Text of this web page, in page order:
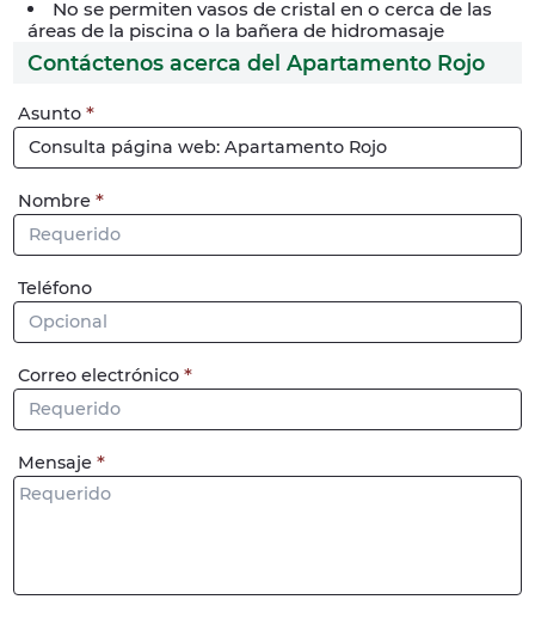
No se permiten vasos de cristal en o cerca de las
áreas de la piscina o la bañera de hidromasaje
Contáctenos acerca del Apartamento Rojo
Asunto
Nombre
Llámame
Teléfono
Correo electrónico
Mensaje